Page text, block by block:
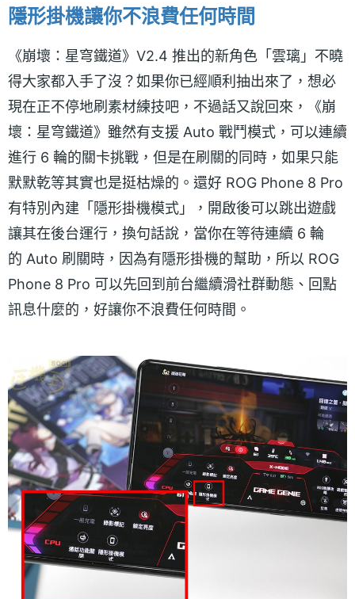
隱形掛機讓你不浪費任何時間
《崩壞：星穹鐵道》V2.4 推出的新角色「雲璃」不曉
得大家都入手了沒？如果你已經順利抽出來了，想必
現在正不停地刷素材練技吧，不過話又說回來，《崩
壞：星穹鐵道》雖然有支援 Auto 戰鬥模式，可以連續
進行 6 輪的關卡挑戰，但是在刷關的同時，如果只能
默默乾等其實也是挺枯燥的。還好 ROG Phone 8 Pro
有特別內建「隱形掛機模式」，開啟後可以跳出遊戲
讓其在後台運行，換句話說，當你在等待連續 6 輪
的 Auto 刷關時，因為有隱形掛機的幫助，所以 ROG
Phone 8 Pro 可以先回到前台繼續滑社群動態、回點
訊息什麼的，好讓你不浪費任何時間。